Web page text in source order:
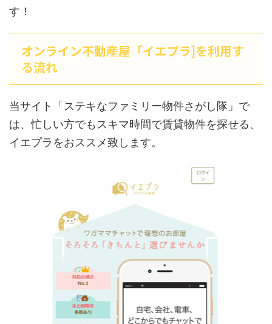
す！
オンライン不動産屋「イエプラ]を利用す
る流れ
当サイト「ステキなファミリー物件さがし隊」で
は、忙しい方でもスキマ時間で賃貸物件を探せる、
イエプラをおススメ致します。